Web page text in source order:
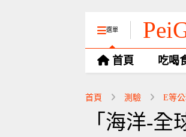
選單
首頁 吃喝
首頁 測驗 E等
「海洋-